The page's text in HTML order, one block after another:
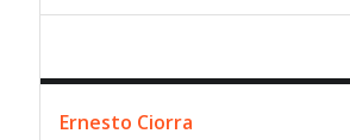
Ernesto Ciorra